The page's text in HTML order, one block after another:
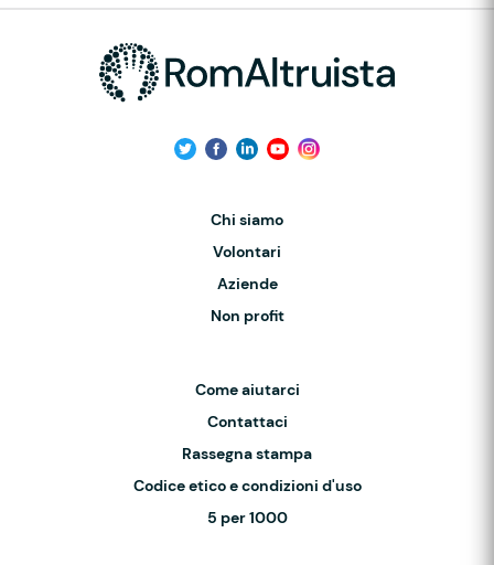
Chi siamo
Volontari
Aziende
Non profit
Come aiutarci
Contattaci
Rassegna stampa
Codice etico e condizioni d'uso
5 per 1000